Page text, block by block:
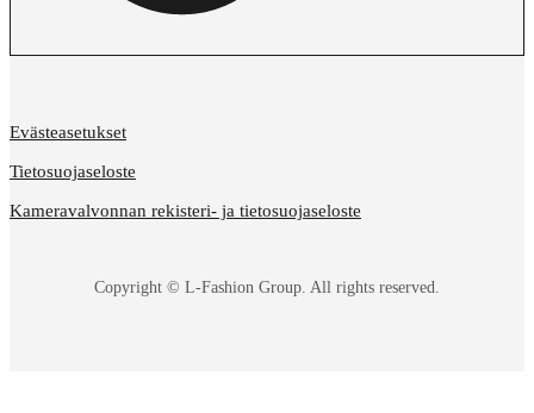
Copyright © L-Fashion Group. All rights reserved.
Evästeasetukset
Tietosuojaseloste
Kameravalvonnan rekisteri- ja tietosuojaseloste